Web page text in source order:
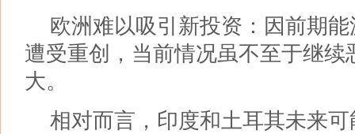
欧洲难以吸引新投资：因前期
遭受重创，当前情况虽不至于继
大。
相对而言，印度和土耳其未来